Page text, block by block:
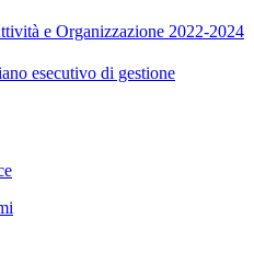
e Organizzazione 2022-2024
esecutivo di gestione